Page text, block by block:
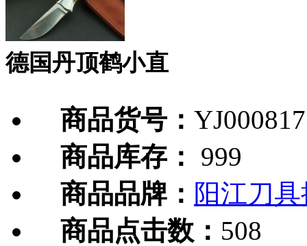
德国丹顶鹤小直
商品货号： YJ000817
商品库存：
999
商品品牌： 阳江刀
商品点击数： 508